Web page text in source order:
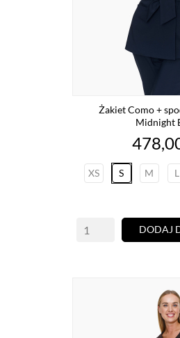
Żakiet Como +
Midnight
Cena
XS S M L
DODAJ